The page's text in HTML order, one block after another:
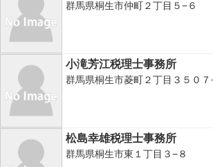
群馬県桐生市仲町２丁目５−６
小滝芳江税理士事務所
群馬県桐生市菱町２丁目３５０７
松島幸雄税理士事務所
群馬県桐生市東１丁目３−８